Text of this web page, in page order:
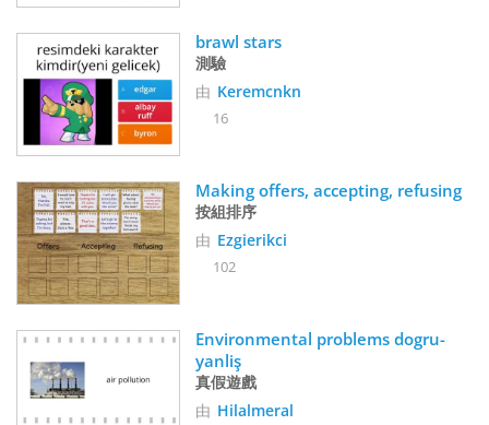
brawl stars
測驗
由 Keremcnkn
16
Making offers, accepting, refusing
按組排序
由 Ezgierikci
102
Environmental problems dogru-
yanliş
真假遊戲
由 Hilalmeral